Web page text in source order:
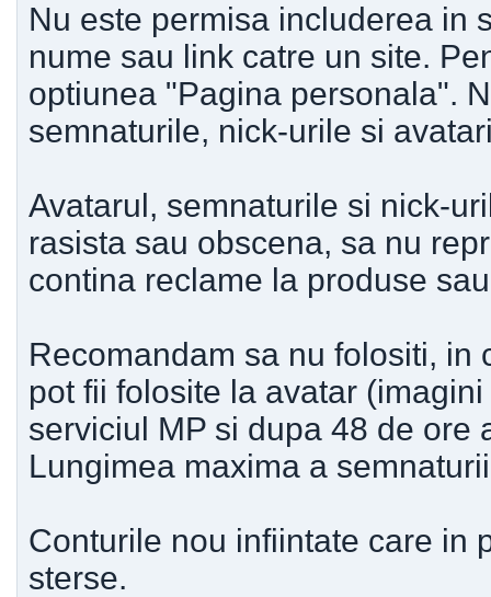
Nu este permisa includerea in
nume sau link catre un site.
optiunea "Pagina personala".
semnaturile, nick-urile si
Avatarul, semnaturile si nick-
rasista sau obscena, sa nu
contina reclame la produse
Recomandam sa nu folositi, in
pot fii folosite la avatar
serviciul MP si dupa 48 de ore
Lungimea maxima a
Conturile nou infiintate care in
sterse.